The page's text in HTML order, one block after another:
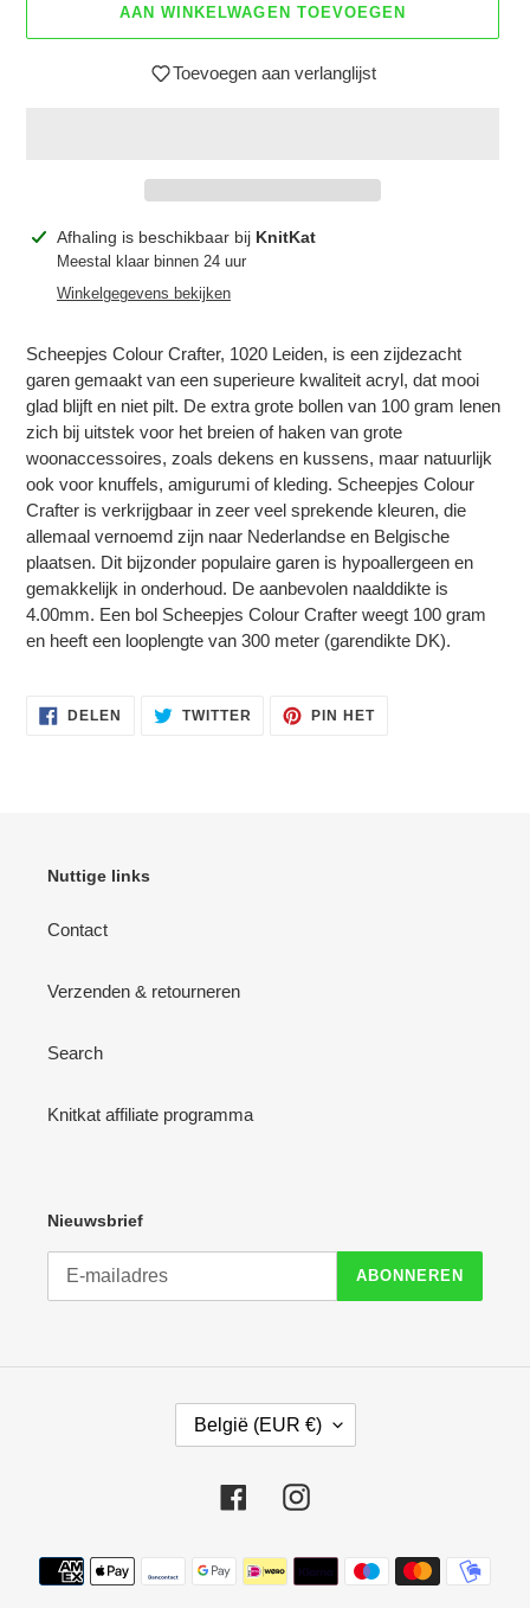
AAN WINKELWAGEN TOEVOEGEN
Toevoegen aan verlanglijst
Product
toegevoegen
Afhaling is beschikbaar bij KnitKat
Meestal klaar binnen 24 uur
Winkelgegevens bekijken
Scheepjes Colour Crafter, 1020 Leiden, is een zijdezacht
garen gemaakt van een superieure kwaliteit acryl, dat mooi
glad blijft en niet pilt. De extra grote bollen van 100 gram lenen
zich bij uitstek voor het breien of haken van grote
woonaccessoires, zoals dekens en kussens, maar natuurlijk
ook voor knuffels, amigurumi of kleding. Scheepjes Colour
Crafter is verkrijgbaar in zeer veel sprekende kleuren, die
allemaal vernoemd zijn naar Nederlandse en Belgische
plaatsen. Dit bijzonder populaire garen is hypoallergeen en
gemakkelijk in onderhoud. De aanbevolen naalddikte is
4.00mm. Een bol Scheepjes Colour Crafter weegt 100 gram
en heeft een looplengte van 300 meter (garendikte DK).
DELEN
DELEN TWITTER TWITTERENPIN HETPINNEN
Nuttige links
Contact
Verzenden & retourneren
Search
Knitkat affiliate programma
Nieuwsbrief
ABONNEREN
G
België (EUR €)
FacebookInstagram
Betaalmethoden
Inloggen vereist
Meld u aan bij uw account om producten aan uw
verlanglijst toe te voegen en uw eerder opgeslagen
artikelen te bekijken.
Login